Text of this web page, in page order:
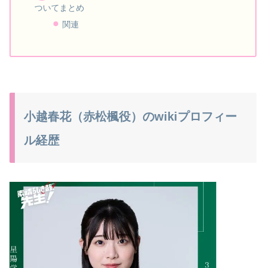
ついてまとめ
関連
小越春花（赤松楓役）のwikiプロフィー
ル経歴